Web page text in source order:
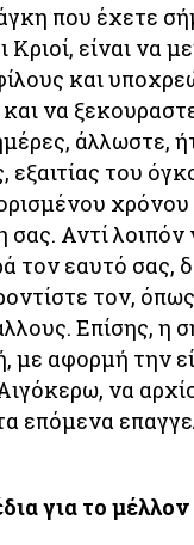
που έχετε
Κριοί, είναι να
και
να
άλλωστε,
εξαιτίας του
σας. Αντί λοιπόν
τον εαυτό σας,
τον,
Επίσης, η
με αφορμή την
να
επόμενα
για το μέλλον